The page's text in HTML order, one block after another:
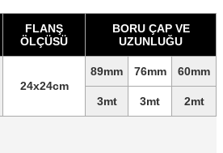
FLANŞ
ÖLÇÜSÜ
BORU ÇAP VE
UZUNLUĞU
24x24cm
89mm 76mm 60mm
3mt 3mt 2mt